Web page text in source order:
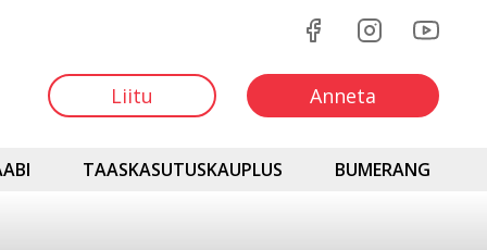
Liitu Anneta
TAASKASUTUSKAUPLUS BUMERANG